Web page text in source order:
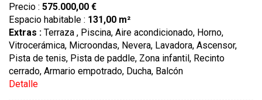
Precio : 575.000,00 €
Espacio habitable : 131,00 m²
Extras : Terraza , Piscina, Aire acondicionado, Horno,
Vitrocerámica, Microondas, Nevera, Lavadora, Ascensor,
Pista de tenis, Pista de paddle, Zona infantil, Recinto
cerrado, Armario empotrado, Ducha, Balcón
Detalle